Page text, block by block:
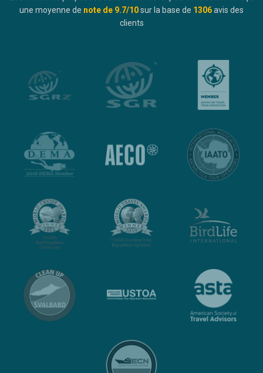
une moyenne de note de 9.7/10sur la base de 1306avis des
clients